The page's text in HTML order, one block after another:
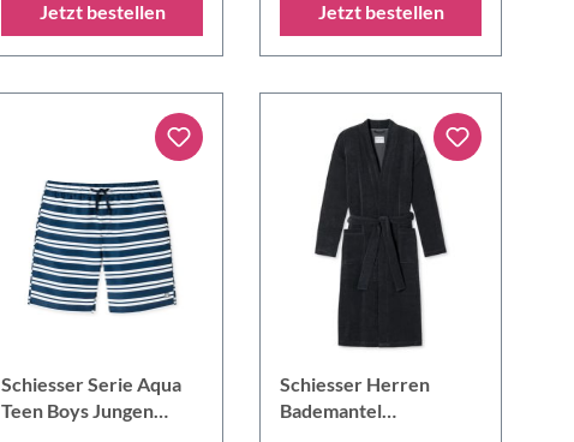
Jetzt bestellen Jetzt bestellen
Schiesser Serie Aqua
Teen Boys Jungen
Schiesser Herren
Bademantel